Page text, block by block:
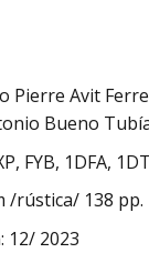
Pierre Avit
Bueno
FYB, 1DFA,
/rústica/ 138 pp.
12/ 2023